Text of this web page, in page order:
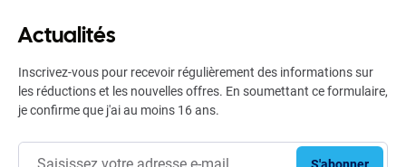
Actualités
Inscrivez-vous pour recevoir régulièrement des informations sur
les réductions et les nouvelles offres. En soumettant ce formulaire,
je confirme que j'ai au moins 16 ans.
S'abonner